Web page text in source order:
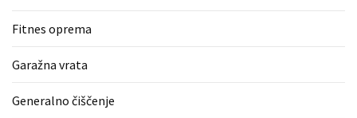
Fitnes oprema
Garažna vrata
Generalno čiščenje